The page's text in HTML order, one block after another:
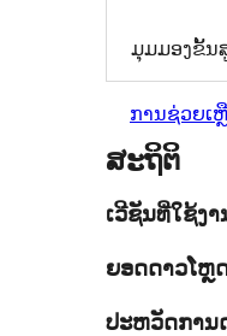
ມຸມມອງຂັ້ນ
ການຊ່ວຍເ
ສະຖິຕິ
ເວີຊັນທີ່ໃຊ້ງ
ຍອດດາວໂຫຼ
ປະຫວັດການ